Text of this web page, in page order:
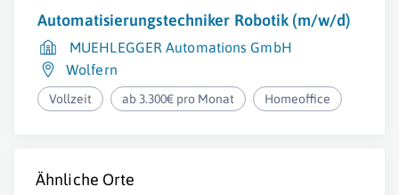
Automatisierungstechniker Robotik (m/w/d)
MUEHLEGGER Automations GmbH
Wolfern
Vollzeit ab 3.300€ pro Monat Homeoffice
Ähnliche Orte